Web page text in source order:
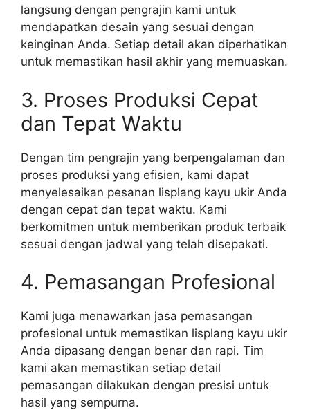
langsung dengan pengrajin kami untuk
mendapatkan desain yang sesuai dengan
keinginan Anda. Setiap detail akan diperhatikan
untuk memastikan hasil akhir yang memuaskan.
3. Proses Produksi Cepat
dan Tepat Waktu
Dengan tim pengrajin yang berpengalaman dan
proses produksi yang efisien, kami dapat
menyelesaikan pesanan lisplang kayu ukir Anda
dengan cepat dan tepat waktu. Kami
berkomitmen untuk memberikan produk terbaik
sesuai dengan jadwal yang telah disepakati.
4. Pemasangan Profesional
Kami juga menawarkan jasa pemasangan
profesional untuk memastikan lisplang kayu ukir
Anda dipasang dengan benar dan rapi. Tim
kami akan memastikan setiap detail
pemasangan dilakukan dengan presisi untuk
hasil yang sempurna.